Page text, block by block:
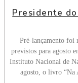
Presidente
Pré-lançamento foi
previstos para agosto
Instituto Nacional de
agosto, o livro “Na